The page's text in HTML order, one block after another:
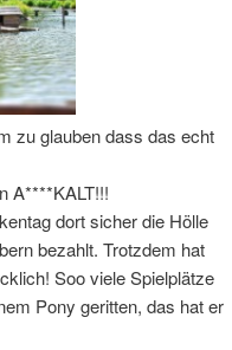
zu glauben dass das echt
A****KALT!!!
dort sicher die Hölle
bezahlt. Trotzdem hat
Soo viele Spielplätze
Pony geritten, das hat er